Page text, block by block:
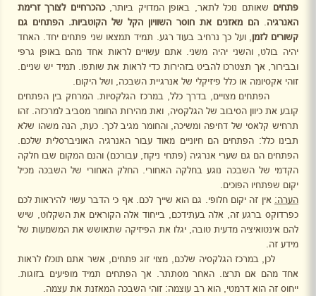
פתחים שאותם נוכל לתאר, באופן המדויק ביותר,כהכרחיים לצורך זרימת
האנרגיה
הם מאזנים את חוסר השוויון הקל של הקוטביות. הפתחים גם
קשורים לזמן , ועל כך נרחיב בעוד רגע. תמיד תמצאו שני פתחים יחד. האחד
יהיה בולט, והשני יהיה משני. אתם עשויים לראות אחד מהם באופן גרפי
ובבירור, אך תצטרכו להביט בזהירות כדי לראות את שותפו. תמיד יש שניים.
זוהי אקסיומה או כלל פיזיקלי של אנרגיית השבכה, ושל היקום.
הפתחים מצויים, בדרך כלל, במרכז הגלקסיות. המרחק בין הפתחים
קובע את כיוון הסיבוב של הגלקסיה, ואת מהירות החומר מסביב למרכזה. זהו
תרחיש קלאסי של דחיפה ומשיכה, והחומר מגיב לכך. כעת, הנה משהו שלא
תבינו כלל: הפתחים הם חיוניים מאוד עבור האנרגיה האוניברסלית שלכם.
הפתחים הם גם שערי אנרגיה (פתחי ניקוז, עבורכם) והנם המקום שבו חלקה
הקדמי של השבכה נוגע בחלקה האחורי. החלק האחורי של השבכה מכיל
יקום שפתחיו הפוכים.
הערה: אין זה יקום חלופי. גם הוא שייך לכם. אף כי הדבר עשוי להיראות לכם
כפרדוקס ברגע זה, אלה בעתידכם, בייחוד אלה הקוראים את השקלוט, שיש
להם אינטואיציה מדעית טובה, יגלו את הפיזיקה שתאושש את המשמעות של
מידע זה.
לכן, במרכז הגלקסיה שלכם, מצוי זוג פתחים, אשר אתם תוכלו לראות
אחד מהם אם תרצו. האחר מסתתר. אך הפתחים תמיד מופיעים בזוגות.
ייחוס זה הוא דרמטי, הוא רב עוצמה: זוהי השבכה המאזנת את עצמה.